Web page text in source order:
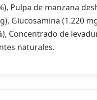
Pulpa de manzana
Glucosamina (1.220
Concentrado de
naturales.